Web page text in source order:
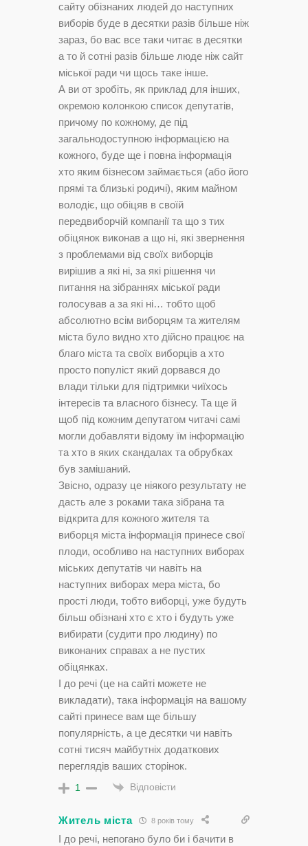
сайту обізнаних людей до наступних
виборів буде в десятки разів більше ніж
зараз, бо вас все таки читає в десятки
а то й сотні разів більше люде ніж сайт
міської ради чи щось таке інше.
А ви от зробіть, як приклад для інших,
окремою колонкою список депутатів,
причому по кожному, де під
загальнодоступною інформацією на
кожного, буде ще і повна інформація
хто яким бізнесом займається (або його
прямі та близькі родичі), яким майном
володіє, що обіцяв в своїй
передвиборчій компанії та що з тих
обіцянок виконав а що ні, які звернення
з проблемами від своїх виборців
вирішив а які ні, за які рішення чи
питання на зібраннях міської ради
голосував а за які ні… тобто щоб
абсолютно всім виборцям та жителям
міста було видно хто дійсно працює на
благо міста та своїх виборців а хто
просто популіст який дорвався до
влади тільки для підтримки чиїхось
інтересів та власного бізнесу. Та ще й
щоб під кожним депутатом читачі самі
могли добавляти відому їм інформацію
та хто в яких скандалах та обрубках
був замішаний.
Звісно, одразу це ніякого результату не
дасть але з роками така зібрана та
відкрита для кожного жителя та
виборця міста інформація принесе свої
плоди, особливо на наступних виборах
міських депутатів чи навіть на
наступних виборах мера міста, бо
прості люди, тобто виборці, уже будуть
більш обізнані хто є хто і будуть уже
вибирати (судити про людину) по
виконаних справах а не пустих
обіцянках.
І до речі (це на сайті можете не
викладати), така інформація на вашому
сайті принесе вам ще більшу
популярність, а це десятки чи навіть
сотні тисяч майбутніх додаткових
переглядів ваших сторінок.
1 Відповісти
Житель міста 8 років тому
І до речі, непогано було би і бачити в